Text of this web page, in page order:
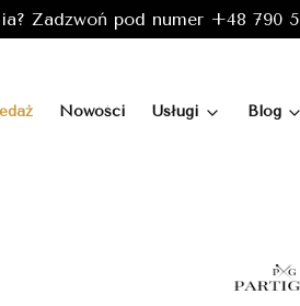
Zadzwoń pod numer +48 790
Nowości Usługi Blog